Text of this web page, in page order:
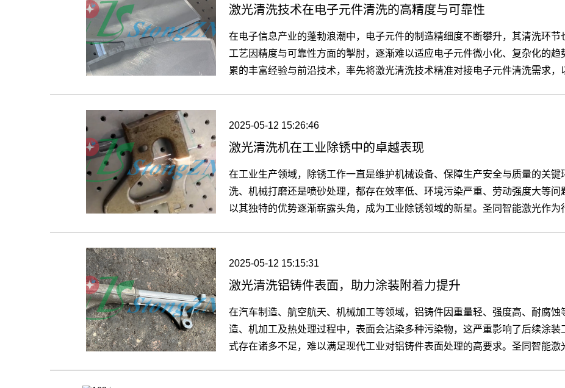
激光清洗技术在电子元件清洗的高精度与可靠性
在电子信息产业的蓬勃浪潮中，电子元件的制造精细度不断攀升，其清洗环
工艺因精度与可靠性方面的掣肘，逐渐难以适应电子元件微小化、复杂化的
累的丰富经验与前沿技术，率先将激光清洗技术精准对接电子元件清洗需求
2025-05-12 15:26:46
激光清洗机在工业除锈中的卓越表现
在工业生产领域，除锈工作一直是维护机械设备、保障生产安全与质量的关
洗、机械打磨还是喷砂处理，都存在效率低、环境污染严重、劳动强度大等
以其独特的优势逐渐崭露头角，成为工业除锈领域的新星。圣同智能激光作
2025-05-12 15:15:31
激光清洗铝铸件表面，助力涂装附着力提升
在汽车制造、航空航天、机械加工等领域，铝铸件因重量轻、强度高、耐腐
造、机加工及热处理过程中，表面会沾染多种污染物，这严重影响了后续涂
式存在诸多不足，难以满足现代工业对铝铸件表面处理的高要求。圣同智能